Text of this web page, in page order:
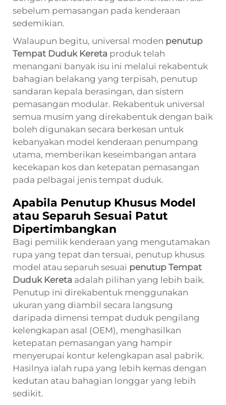
sebelum pemasangan pada kenderaan
sedemikian.
Walaupun begitu, universal moden penutup
Tempat Duduk Kereta produk telah
menangani banyak isu ini melalui rekabentuk
bahagian belakang yang terpisah, penutup
sandaran kepala berasingan, dan sistem
pemasangan modular. Rekabentuk universal
semua musim yang direkabentuk dengan baik
boleh digunakan secara berkesan untuk
kebanyakan model kenderaan penumpang
utama, memberikan keseimbangan antara
kecekapan kos dan ketepatan pemasangan
pada pelbagai jenis tempat duduk.
Apabila Penutup Khusus Model
atau Separuh Sesuai Patut
Dipertimbangkan
Bagi pemilik kenderaan yang mengutamakan
rupa yang tepat dan tersuai, penutup khusus
model atau separuh sesuai penutup Tempat
Duduk Kereta adalah pilihan yang lebih baik.
Penutup ini direkabentuk menggunakan
ukuran yang diambil secara langsung
daripada dimensi tempat duduk pengilang
kelengkapan asal (OEM), menghasilkan
ketepatan pemasangan yang hampir
menyerupai kontur kelengkapan asal pabrik.
Hasilnya ialah rupa yang lebih kemas dengan
kedutan atau bahagian longgar yang lebih
sedikit.